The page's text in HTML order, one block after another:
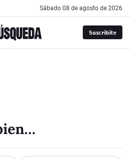
sábado 08 de agosto de 2026
Suscribite